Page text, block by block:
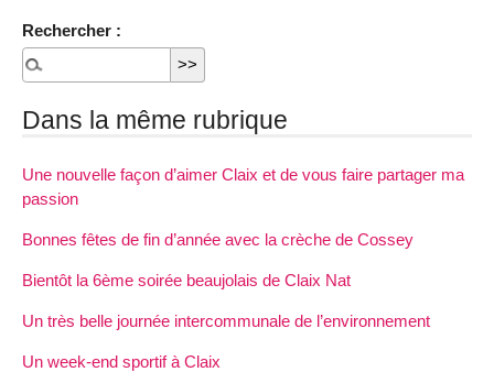
Rechercher :
Dans la même rubrique
Une nouvelle façon d’aimer Claix et de vous faire partager ma
passion
Bonnes fêtes de fin d’année avec la crèche de Cossey
Bientôt la 6ème soirée beaujolais de Claix Nat
Un très belle journée intercommunale de l’environnement
Un week-end sportif à Claix